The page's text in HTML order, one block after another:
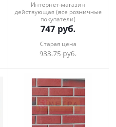
Интернет-магазин
действующая (все розничные
покупатели)
747 руб.
Старая цена
933.75руб.